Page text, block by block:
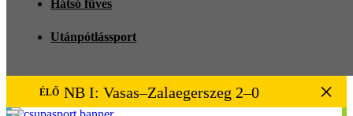
Hátsó füves
Utánpótlássport
ÉLŐ NB I: Vasas–Zalaegerszeg 2–0